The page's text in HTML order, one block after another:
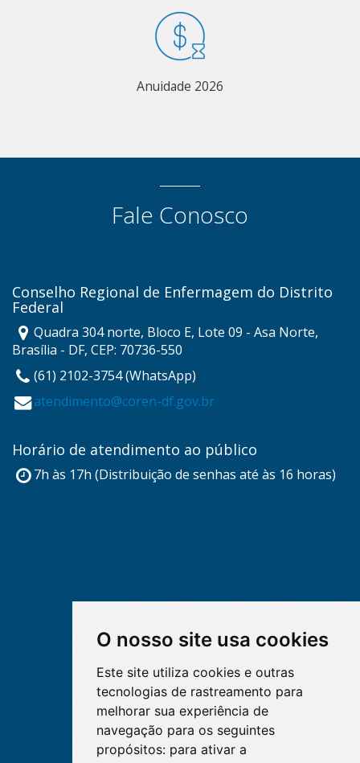
O nosso site usa cookies
Este site utiliza cookies e outras
tecnologias de rastreamento para
melhorar sua experiência de
navegação para os seguintes
propósitos: para ativar a
Anuidade 2026
Fale Conosco
Conselho Regional de Enfermagem do Distrito
Federal
Quadra 304 norte, Bloco E, Lote 09 - Asa Norte,
Brasília - DF, CEP: 70736-550
(61) 2102-3754 (WhatsApp)
atendimento@coren-df.gov.br
Horário de atendimento ao público
7h às 17h (Distribuição de senhas até às 16 horas)